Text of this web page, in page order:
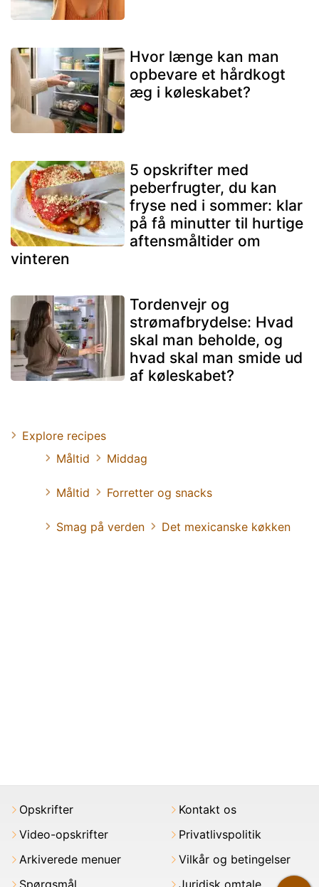
Hvor længe kan man
opbevare et hårdkogt
æg i køleskabet?
5 opskrifter med
peberfrugter, du kan
fryse ned i sommer: klar
på få minutter til hurtige
aftensmåltider om
vinteren
Tordenvejr og
strømafbrydelse: Hvad
skal man beholde, og
hvad skal man smide ud
af køleskabet?
Explore recipes
Måltid
Middag
Måltid Forretter og snacks
Smag på verden Det mexicanske køkken
Opskrifter
Video-opskrifter
Arkiverede menuer
Spørgsmål
Kontakt os
Privatlivspolitik
Vilkår og betingelser
Juridisk omtale